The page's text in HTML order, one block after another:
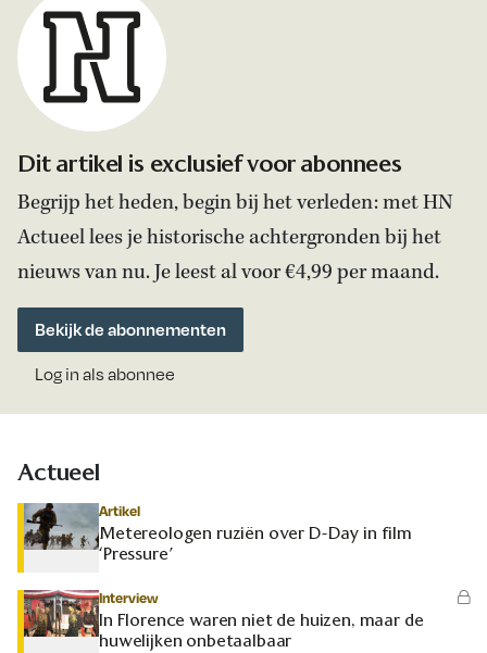
Dit artikel is exclusief voor abonnees
Begrijp het heden, begin bij het verleden: met HN
Actueel lees je historische achtergronden bij het
nieuws van nu. Je leest al voor €4,99 per maand.
Bekijk de abonnementen
Log in als abonnee
Actueel
Artikel
Metereologen ruziën over D-Day in film
‘Pressure’
Interview
In Florence waren niet de huizen, maar de
huwelijken onbetaalbaar